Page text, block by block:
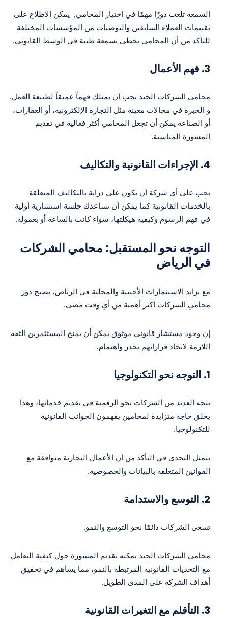
السمعة تلعب دورًا مهمًا في اختيار المحامي, يمكن الاطلاع على
تقييمات العملاء السابقين والتوصيات من المؤسسات المختلفة
للتأكد من أن المحامي يحظى بسمعة طيبة في الوسط القانوني.
3. فهم الأعمال
محامي الشركات الجيد يجب أن يمتلك فهماً عميقاً لطبيعة العمل,
و الخبرة في مجالات معينة مثل التجارة الإلكترونية، أو العقارات،
أو الصناعة يمكن أن تجعل المحامي أكثر فعالية في تقديم
المشورة المناسبة.
4. الإجراءات القانونية والتكاليف
يجب على أي شركة أن تكون على دراية بالتكاليف المتعلقة
بالخدمات القانونية كما يمكن أن تساعدك جلسة استشارية أولية
في فهم الرسوم وكيفية هيكلتها، سواء كانت بالساعة أو بعمولة.
التوجه نحو المستقبل: محامي الشركات
في الرياض
مع تزايد الاستثمارات الأجنبية والمحلية في الرياض، يصبح دور
محامي الشركات أكثر أهمية من أي وقت مضى.
إن وجود مستشار قانوني موثوق يمكن أن يمنح المستثمرين الثقة
اللازمة لاتخاذ قراراتهم بحذر واهتمام.
1. التوجه نحو التكنولوجيا
تتجه العديد من الشركات نحو الرقمنة في تقديم خدماتها، وهذا
يخلق حاجة متزايدة لمحامين يفهمون الجوانب القانونية
للتكنولوجيا.
يتمثل التحدي في التأكد من أن الأعمال التجارية متوافقة مع
القوانين المتعلقة بالبيانات والخصوصية.
2. التوسع والاستدامة
تسعى الشركات دائمًا نحو التوسع والنمو.
محامي الشركات الجيد يمكنه تقديم المشورة حول كيفية التعامل
مع التحديات القانونية المرتبطة بالنمو، مما يساهم في تحقيق
أهداف الشركة على المدى الطويل.
3. التأقلم مع التغيرات القانونية